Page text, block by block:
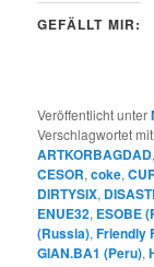
GEFÄLLT MIR:
Veröffentlicht unter
Verschlagwortet mit
ARTKORBAGDAD
CESOR,coke,
DIRTYSIX,
ENUE32, ESOBE
(Russia),Friendly
GIAN.BA1 (Peru),